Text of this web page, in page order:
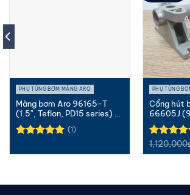
PHỤ TÙNG BƠM MÀNG ARO
Màng bơm Aro 96165-T
(1.5″, Teflon, PD15 series) –
Aro Diaphragm
hạng5.00
(1)
PHỤ TÙNG
Cổng hút
66605J
PP) – Aro
Được xếp
hạng5.00
1,120,000